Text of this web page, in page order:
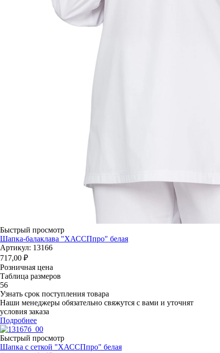
Быстрый просмотр
Шапка-балаклава "ХАССПпро" белая
Артикул: 13166
717,00 ₽
Розничная цена
Таблица размеров
56
Узнать срок поступления товара
Наши менеджеры обязательно свяжутся с вами и уточнят
условия заказа
Подробнее
Быстрый просмотр
Шапка с сеткой "ХАССПпро" белая